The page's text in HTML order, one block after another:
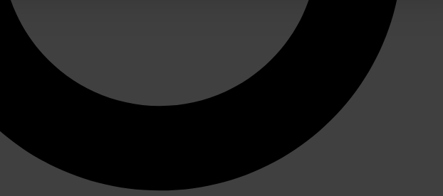
Deze partners kunnen deze gegevens combineren met andere informatie die u aan ze
op basis van uw gebruik van hun services.